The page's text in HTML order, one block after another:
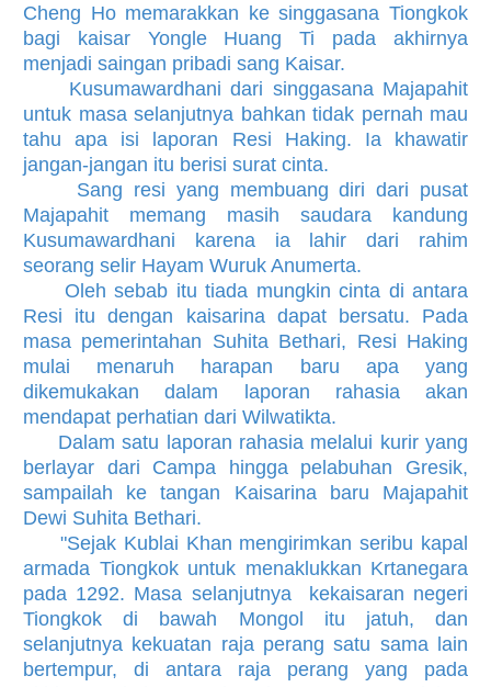
Cheng Ho memarakkan ke singgasana Tiongkok
bagi kaisar Yongle Huang Ti pada akhirnya
menjadi saingan pribadi sang Kaisar.
Kusumawardhani dari singgasana Majapahit
untuk masa selanjutnya bahkan tidak pernah mau
tahu apa isi laporan Resi Haking. Ia khawatir
jangan-jangan itu berisi surat cinta.
Sang resi yang membuang diri dari pusat
Majapahit memang masih saudara kandung
Kusumawardhani karena ia lahir dari rahim
seorang selir Hayam Wuruk Anumerta.
Oleh sebab itu tiada mungkin cinta di antara
Resi itu dengan kaisarina dapat bersatu. Pada
masa pemerintahan Suhita Bethari, Resi Haking
mulai menaruh harapan baru apa yang
dikemukakan dalam laporan rahasia akan
mendapat perhatian dari Wilwatikta.
Dalam satu laporan rahasia melalui kurir yang
berlayar dari Campa hingga pelabuhan Gresik,
sampailah ke tangan Kaisarina baru Majapahit
Dewi Suhita Bethari.
"Sejak Kublai Khan mengirimkan seribu kapal
armada Tiongkok untuk menaklukkan Krtanegara
pada 1292. Masa selanjutnya kekaisaran negeri
Tiongkok di bawah Mongol itu jatuh, dan
selanjutnya kekuatan raja perang satu sama lain
bertempur, di antara raja perang yang pada